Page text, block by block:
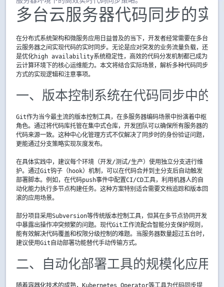
多台云服务器代码同步的实
在分布式系统架构和微服务应用日益普及的当下，开发者经常需要在多台
云服务器之间实现代码的实时同步。无论是应对突发的业务流量负载，还
是优化high availability系统稳定性，高效的代码分发机制都已成为
云计算环境下的核心运维能力。本文将结合实际场景，解析多种代码同步
方式的实现逻辑和注意事项。
一、版本控制系统在代码同步中的
Git作为当今最主流的版本控制工具，在多服务器编码场景中扮演着中枢
角色。通过将代码库托管在集中式仓库，开发团队可以确保所有服务器的
代码来源一致。这种中心化管理方式不仅解决了同步时的身份验证问题，
更能通过分支策略实现灰度发布。
在具体实践中，建议每个环境（开发/测试/生产）使用独立分支进行维
护。通过Git钩子（hook）机制，可以在代码合并到主分支后自动触发
部署脚本。例如，在代码push事件中配置CI/CD工具，利用机器人的自
动化能力执行多节点构建任务。这种方案特别适合需要文档追踪和版本回
滚的应用场景。
部分项目采用Subversion等传统版本控制工具，但其在多节点协同开发
中暴露出操作冲突频繁的问题。现代Git工作流配合智能分支保护规则，
能有效解决代码覆盖和权限分级控制的难题。当服务器数量超过五台时，
建议使用Git自动部署功能替代手动传输方式。
二、自动化部署工具的规模化应用
随着容器化技术的成熟，Kubernetes Operator等工具为代码同步提